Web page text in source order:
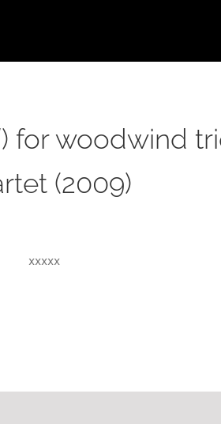
) for woodwind
(2009)
xxxxx